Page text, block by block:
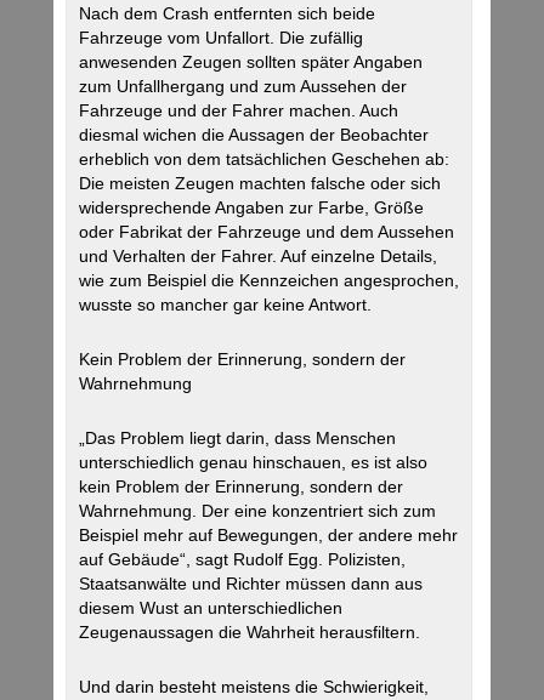
Nach dem Crash entfernten sich beide
Fahrzeuge vom Unfallort. Die zufällig
anwesenden Zeugen sollten später Angaben
zum Unfallhergang und zum Aussehen der
Fahrzeuge und der Fahrer machen. Auch
diesmal wichen die Aussagen der Beobachter
erheblich von dem tatsächlichen Geschehen ab:
Die meisten Zeugen machten falsche oder sich
widersprechende Angaben zur Farbe, Größe
oder Fabrikat der Fahrzeuge und dem Aussehen
und Verhalten der Fahrer. Auf einzelne Details,
wie zum Beispiel die Kennzeichen angesprochen,
wusste so mancher gar keine Antwort.
Kein Problem der Erinnerung, sondern der
Wahrnehmung
„Das Problem liegt darin, dass Menschen
unterschiedlich genau hinschauen, es ist also
kein Problem der Erinnerung, sondern der
Wahrnehmung. Der eine konzentriert sich zum
Beispiel mehr auf Bewegungen, der andere mehr
auf Gebäude“, sagt Rudolf Egg. Polizisten,
Staatsanwälte und Richter müssen dann aus
diesem Wust an unterschiedlichen
Zeugenaussagen die Wahrheit herausfiltern.
Und darin besteht meistens die Schwierigkeit,